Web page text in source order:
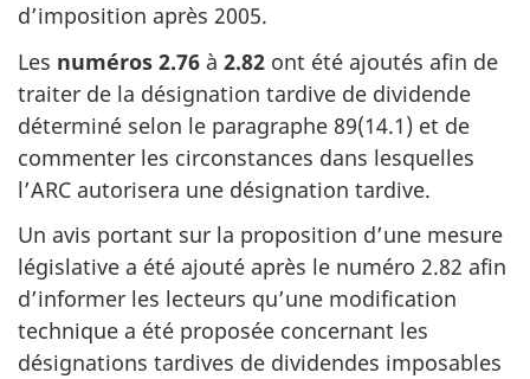
d’imposition après 2005.
Les numéros 2.76 à 2.82 ont été ajoutés afin de
traiter de la désignation tardive de dividende
déterminé selon le paragraphe 89(14.1) et de
commenter les circonstances dans lesquelles
l’ARC autorisera une désignation tardive.
Un avis portant sur la proposition d’une mesure
législative a été ajouté après le numéro 2.82 afin
d’informer les lecteurs qu’une modification
technique a été proposée concernant les
désignations tardives de dividendes imposables